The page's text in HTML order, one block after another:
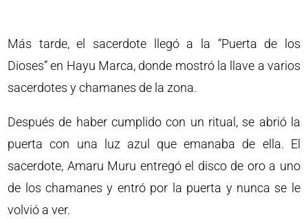
Más tarde, el sacerdote llegó a la “Puerta de los
Dioses” en Hayu Marca, donde mostró la llave a varios
sacerdotes y chamanes de la zona.
Después de haber cumplido con un ritual, se abrió la
puerta con una luz azul que emanaba de ella. El
sacerdote, Amaru Muru entregó el disco de oro a uno
de los chamanes y entró por la puerta y nunca se le
volvió a ver.